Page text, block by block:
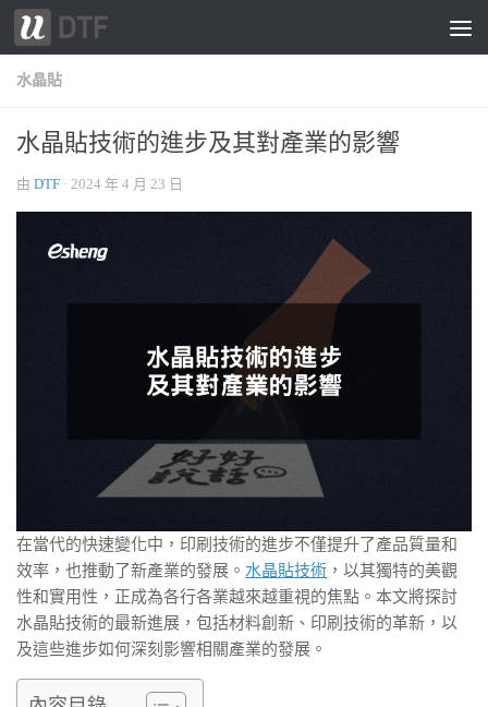
跳轉至內容
水晶貼
水晶貼技術的進步及其對產業的影響
由 DTF · 2024 年 4 月 23 日
在當代的快速變化中，印刷技術的進步不僅提升了產品質量和
效率，也推動了新產業的發展。 水晶貼技術 ，以其獨特的美觀
性和實用性，正成為各行各業越來越重視的焦點。本文將探討
水晶貼技術的最新進展，包括材料創新、印刷技術的革新，以
及這些進步如何深刻影響相關產業的發展。